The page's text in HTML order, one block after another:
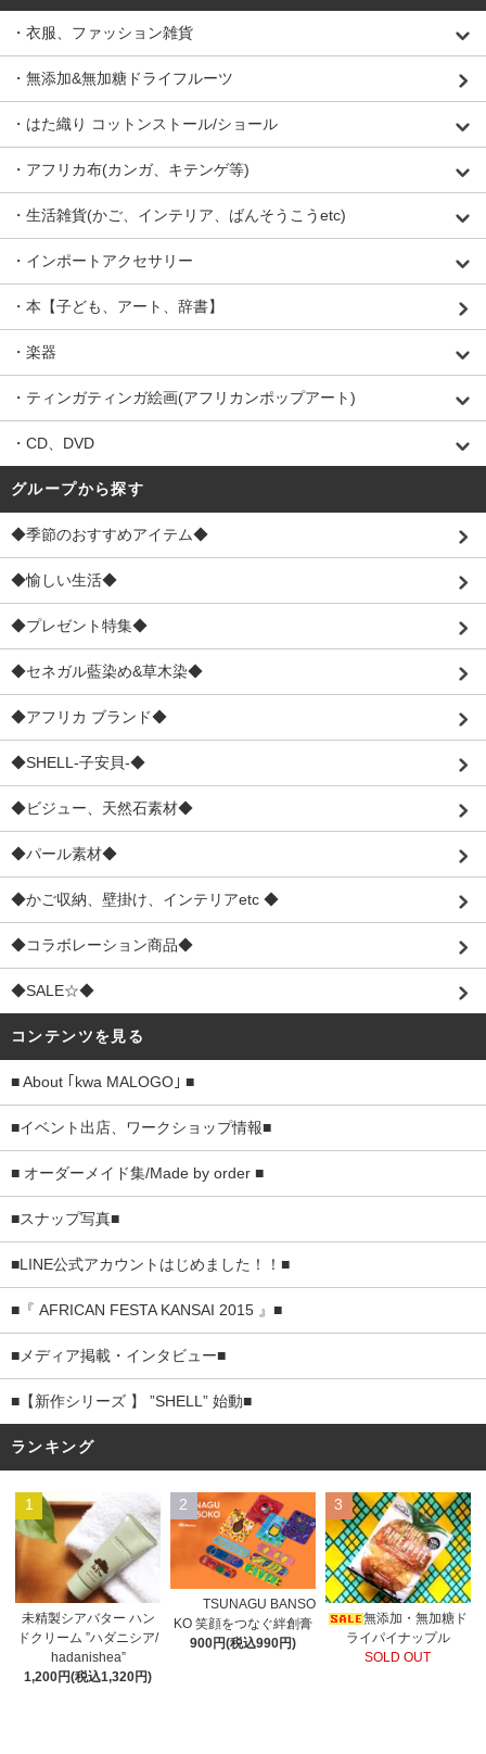
・衣服、ファッション雑貨
・無添加&無加糖ドライフルーツ
・はた織り コットンストール/ショール
・アフリカ布(カンガ、キテンゲ等)
・生活雑貨(かご、インテリア、ばんそうこうetc)
・インポートアクセサリー
・本【子ども、アート、辞書】
・楽器
・ティンガティンガ絵画(アフリカンポップアート)
・CD、DVD
グループから探す
◆季節のおすすめアイテム◆
◆愉しい生活◆
◆プレゼント特集◆
◆セネガル藍染め&草木染◆
◆アフリカ ブランド◆
◆SHELL-子安貝-◆
◆ビジュー、天然石素材◆
◆パール素材◆
◆かご収納、壁掛け、インテリアetc ◆
◆コラボレーション商品◆
◆SALE☆◆
コンテンツを見る
■ About ｢kwa MALOGO｣ ■
■イベント出店、ワークショップ情報■
■ オーダーメイド集/Made by order ■
■スナップ写真■
■LINE公式アカウントはじめました！！■
■『 AFRICAN FESTA KANSAI 2015 』■
■メディア掲載・インタビュー■
■【新作シリーズ 】 ”SHELL” 始動■
ランキング
1
未精製シアバター ハン
ドクリーム ”ハダニシア/
hadanishea”
1,200円(税込1,320円)
2
TSUNAGU BANSO
KO 笑顔をつなぐ絆創膏
900円(税込990円)
3
無添加・無加糖ド
ライパイナップル
SOLD OUT